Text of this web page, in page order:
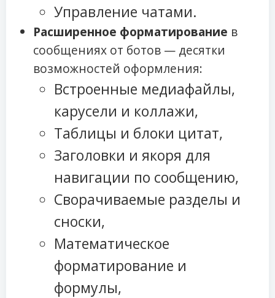
Управление чатами.
Расширенное форматирование в
сообщениях от ботов — десятки
возможностей оформления:
Встроенные медиафайлы,
карусели и коллажи,
Таблицы и блоки цитат,
Заголовки и якоря для
навигации по сообщению,
Сворачиваемые разделы и
сноски,
Математическое
форматирование и
формулы,